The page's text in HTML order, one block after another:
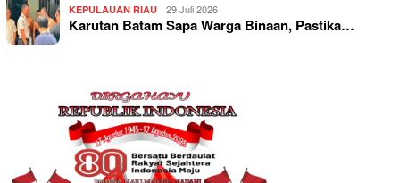
KEPULAUAN RIAU 29 Juli 2026
Karutan Batam Sapa Warga Binaan, Pastika…